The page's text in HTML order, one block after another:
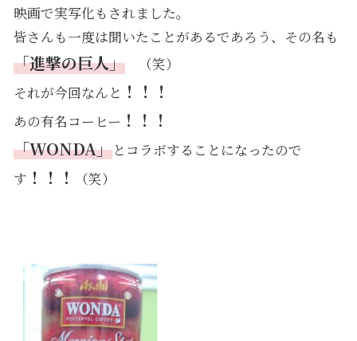
映画で実写化もされました。
皆さんも一度は聞いたことがあるであろう、その名も
「進撃の巨人」（笑）
それが今回なんと ！！！
あの有名コーヒー ！！！
「WONDA」とコラボすることになったので
す ！！！ （笑）